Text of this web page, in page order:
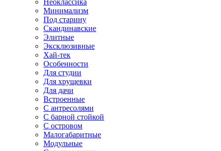
Неоклассика
Минимализм
Под старину
Скандинавские
Элитные
Эксклюзивные
Хай-тек
Особенности
Для студии
Для хрущевки
Для дачи
Встроенные
С антресолями
С барной стойкой
С островом
Малогабаритные
Модульные